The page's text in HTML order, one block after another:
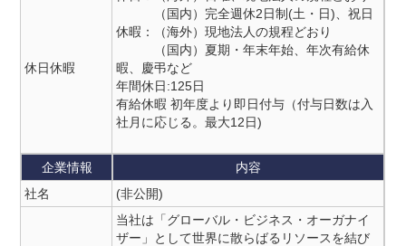
休日休暇
（国内）完全週休2日制(土・日)、祝日
休暇：（海外）現地法人の規程どおり
（国内）夏期・年末年始、年次有給休
暇、慶弔など
年間休日:125日
有給休暇 初年度より即日付与（付与日数は入
社月に応じる。最大12日)
企業情報
内容
社名
(非公開)
当社は「グローバル・ビジネス・オーガナイ
ザー」として世界に散らばるリソースを結び